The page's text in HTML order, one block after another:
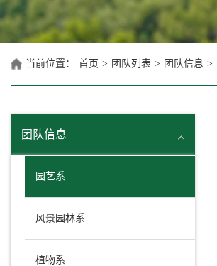
当前位置： 首页 > 团队列表 > 团队信息 >
团队信息
园艺系
风景园林系
植物系